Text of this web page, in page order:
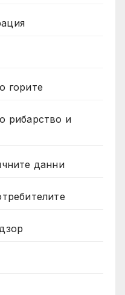
горите
рибарство и
данни